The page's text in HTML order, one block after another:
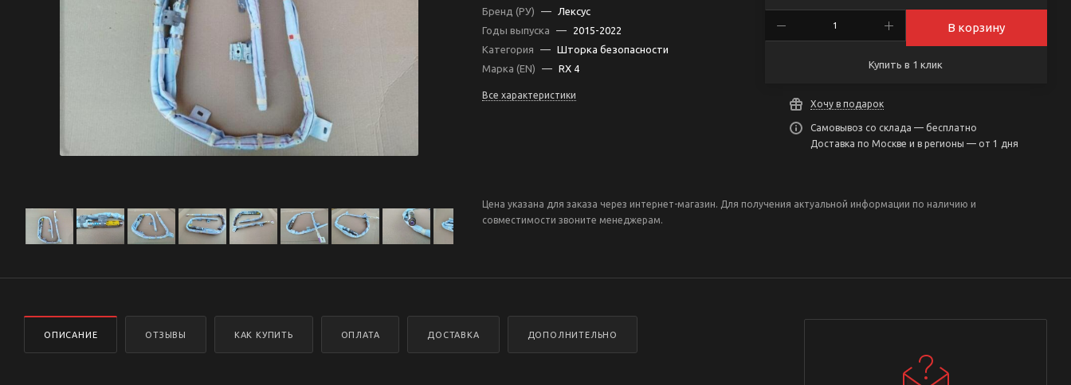
Бренд (РУ)
— Лексус
Годы выпуска
—
2015-2022
Категория
— Шторка безопасности
Марка (EN)
— RX 4
Все характеристики
В корзину
Купить в 1 клик
Хочу в подарок
Самовывоз со склада — бесплатно
Доставка по Москве и в регионы — от 1 дня
Цена указана для заказа через интернет-магазин. Для получения актуальной информации по наличию и
совместимости звоните менеджерам.
ОПИСАНИЕ ОТЗЫВЫ КАК КУПИТЬ ОПЛАТА ДОСТАВКА ДОПОЛНИТЕЛЬНО